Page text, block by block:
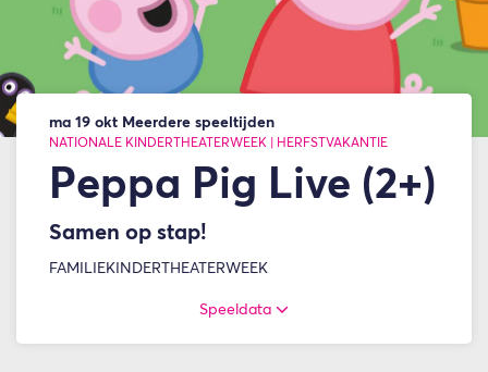
Peppa Pig Live (2+)
Samen op stap!
NATIONALE KINDERTHEATERWEEK | HERFSTVAKANTIE
ma 19 okt Meerdere speeltijden
FAMILIEKINDERTHEATERWEEK
Speeldata
Inzoomen